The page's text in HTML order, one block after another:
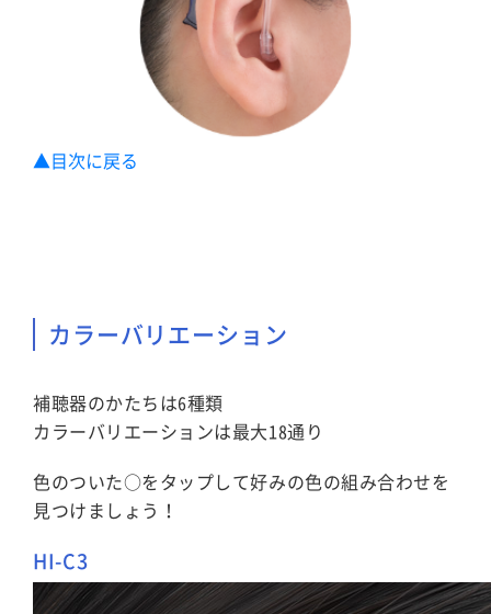
▲目次に戻る
カラーバリエーション
補聴器のかたちは6種類
カラーバリエーションは最大18通り
色のついた○をタップして好みの色の組み合わせを
見つけましょう！
HI-C3